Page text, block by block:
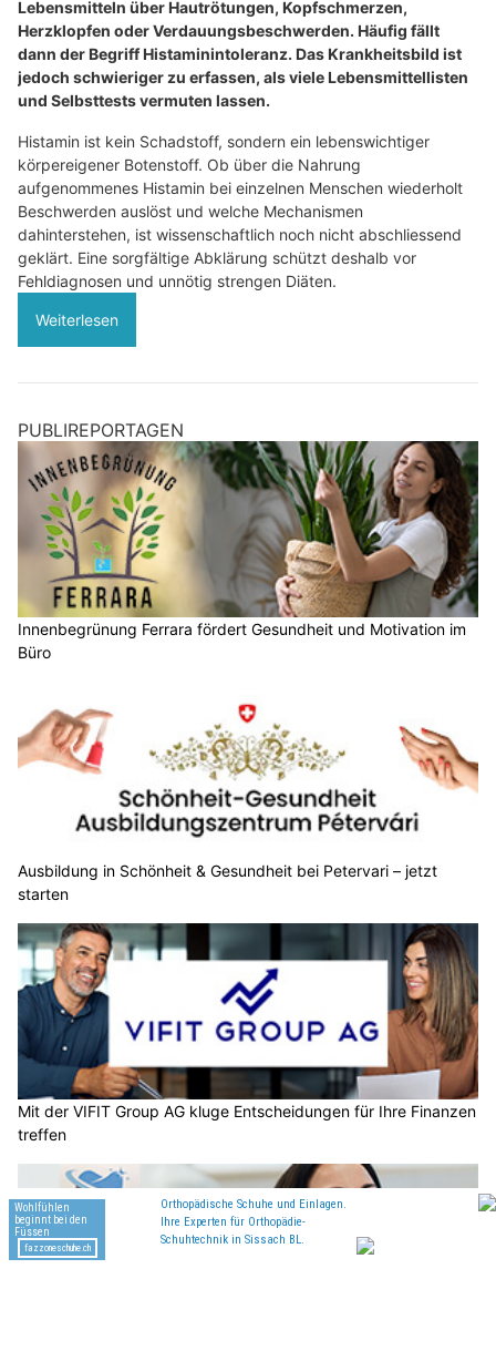
Prime Center Zug: Ihr Institut für dauerhafte Haarentfernung und Kryolipolyse
ASBI Arbeitssicherheit GmbH in Muttenz BL: Sicherheit am Arbeitsplatz
Forni Medical: Ihr Online-Shop für medizinische und orthopädische Produkte
Hörmelodie: Gesundheit beginnt beim Hören – Ihr Partner in Oberdorf BL
Elektronik, Prozesse und Qualität
Ein kleiner Funke kann genügen, um ein empfindliches
elektronisches Bauteil zu beschädigen. Häufig bleibt die
Entladung sogar völlig unbemerkt. Das Bauteil funktioniert
zunächst weiter, fällt jedoch später aus. Ein wirksamer ESD-